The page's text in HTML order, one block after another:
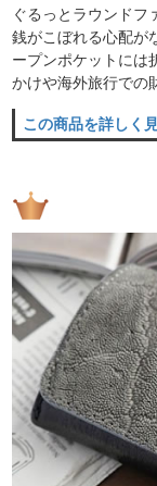
ぐるっとラウンド
銭がこぼれる心配が
ープンポケットには
かけや海外旅行での
この商品を詳しく